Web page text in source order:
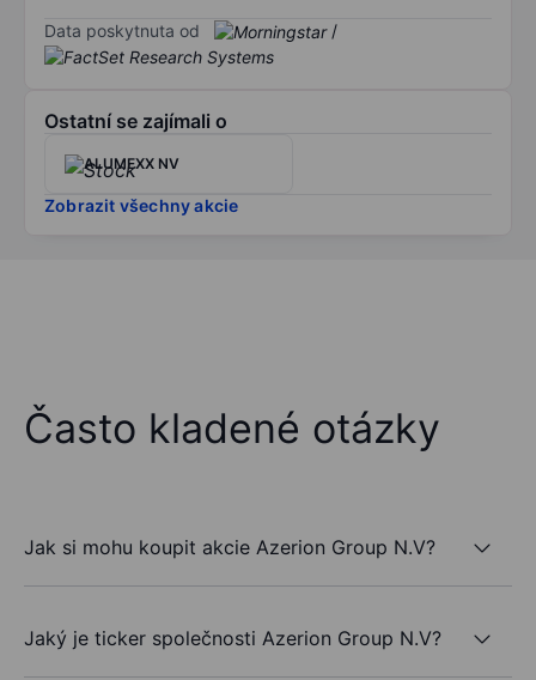
Data poskytnuta od /
Ostatní se zajímali o
ALUMEXX NV
Zobrazit všechny akcie
Často kladené otázky
Jak si mohu koupit akcie Azerion Group N.V?
Jaký je ticker společnosti Azerion Group N.V?